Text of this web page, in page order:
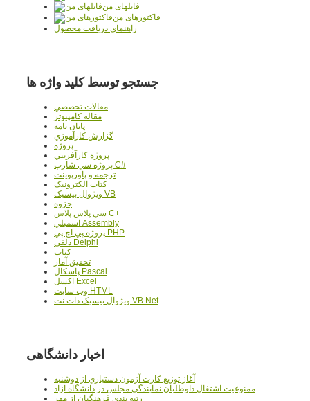
فایلهای من
فاکتورهای من
راهنمای دریافت محصول
جستجو توسط کلید واژه ها
مقالات تخصصي
مقاله کامپیوتر
پایان نامه
گزارش کارآموزي
پروژه
پروژه کارآفريني
پروژه سي شارپ C#
ترجمه و پاورپوينت
کتاب الکترونيک
ويژوال بيسيک VB
جزوه
سي پلاس پلاس C++
اسمبلي Assembly
پروژه پي اچ پي PHP
دلفي Delphi
کتاب
تحقيق آمار
پاسکال Pascal
اکسل Excel
وب سايت HTML
ويژوال بيسيک دات نت VB.Net
اخبار دانشگاهی
آغاز توزيع کارت آزمون دستياري از دوشنبه
ممنوعيت اشتغال داوطلبان نمايندگي مجلس در دانشگاه آزاد
رتبه بندي فرهنگيان از مهر